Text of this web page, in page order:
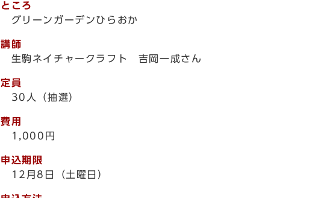
ところ
グリーンガーデンひらおか
講師
生駒ネイチャークラフト 吉岡一成さん
定員
30人（抽選）
費用
1,000円
申込期限
12月8日（土曜日）